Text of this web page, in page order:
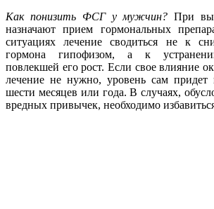
Как понизить ФСГ у мужчин? При
назначают прием гормональных
ситуациях лечение сводиться не к
гормона гипофизом, а к
повлекшей его рост. Если свое влияние
лечение не нужно, уровень сам
шести месяцев или года. В случаях,
вредных привычек, необходимо